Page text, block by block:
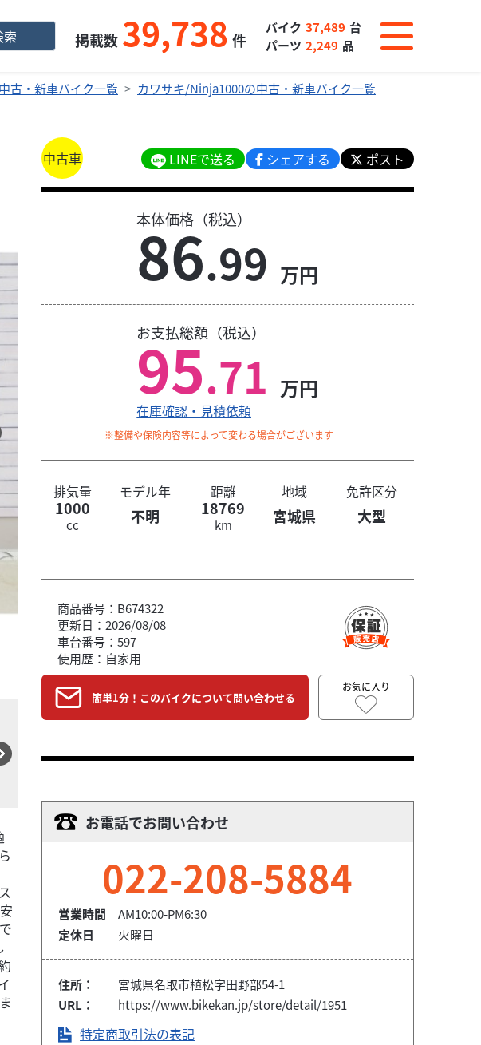
索 掲載数 39,738 件
バイク 37,489 台
パーツ 2,249 品
古・新車バイク一覧
カワサキ/Ninja1000の中古・新車バイク一覧
店頭在庫のご成約後、新車の場合は最短7日以内～、中古車の場合は最短10日以内
です！
中古車 LINEで送る シェアする ポスト
本体価格（税込）
86.99 万円
お支払総額（税込）
95.71 万円
在庫確認・見積依頼
※整備や保険内容等によって変わる場合がございます
排気量 モデル年 距離 地域 免許区分
1000
cc 不明 18769
km 宮城県 大型
商品番号：B674322
更新日：2026/08/08
車台番号：597
使用歴：自家用
簡単1分！このバイクについて問い合わせる
お気に入り
お電話でお問い合わせ
022-208-5884
営業時間
AM10:00-PM6:30
定休日
火曜日
住所：
宮城県名取市植松字田野部54-1
URL：
https://www.bikekan.jp/store/detail/1951
特定商取引法の表記